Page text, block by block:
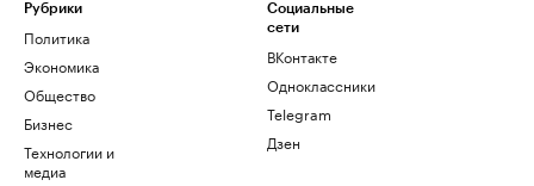
Рубрики
Политика
Экономика
Общество
Бизнес
Технологии и
медиа
Социальные
сети
ВКонтакте
Одноклассники
Telegram
Дзен